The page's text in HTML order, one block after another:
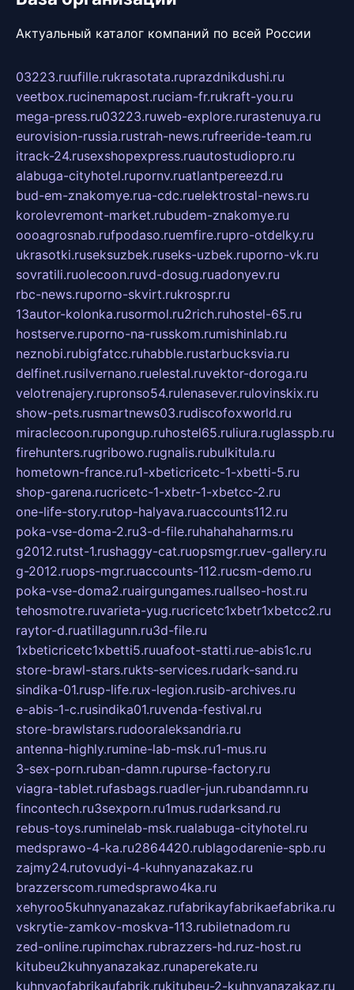
Актуальный каталог компаний по всей России
03223.ruufille.rukrasotata.ruprazdnikdushi.ru
veetbox.rucinemapost.ruciam-fr.rukraft-you.ru
mega-press.ru03223.ruweb-explore.rurastenuya.ru
eurovision-russia.rustrah-news.rufreeride-team.ru
itrack-24.rusexshopexpress.ruautostudiopro.ru
alabuga-cityhotel.rupornv.ruatlantpereezd.ru
bud-em-znakomye.rua-cdc.ruelektrostal-news.ru
korolevremont-market.rubudem-znakomye.ru
oooagrosnab.rufpodaso.ruemfire.rupro-otdelky.ru
ukrasotki.ruseksuzbek.ruseks-uzbek.ruporno-vk.ru
sovratili.ruolecoon.ruvd-dosug.ruadonyev.ru
rbc-news.ruporno-skvirt.rukrospr.ru
13autor-kolonka.rusormol.ru2rich.ruhostel-65.ru
hostserve.ruporno-na-russkom.rumishinlab.ru
neznobi.rubigfatcc.ruhabble.rustarbucksvia.ru
delfinet.rusilvernano.ruelestal.ruvektor-doroga.ru
velotrenajery.rupronso54.rulenasever.rulovinskix.ru
show-pets.rusmartnews03.rudiscofoxworld.ru
miraclecoon.rupongup.ruhostel65.ruliura.ruglasspb.ru
firehunters.rugribowo.rugnalis.rubulkitula.ru
hometown-france.ru1-xbeticricetc-1-xbetti-5.ru
shop-garena.rucricetc-1-xbetr-1-xbetcc-2.ru
one-life-story.rutop-halyava.ruaccounts112.ru
poka-vse-doma-2.ru3-d-file.ruhahahaharms.ru
g2012.rutst-1.rushaggy-cat.ruopsmgr.ruev-gallery.ru
g-2012.ruops-mgr.ruaccounts-112.rucsm-demo.ru
poka-vse-doma2.ruairgungames.ruallseo-host.ru
tehosmotre.ruvarieta-yug.rucricetc1xbetr1xbetcc2.ru
raytor-d.ruatillagunn.ru3d-file.ru
1xbeticricetc1xbetti5.ruuafoot-statti.rue-abis1c.ru
store-brawl-stars.rukts-services.rudark-sand.ru
sindika-01.rusp-life.rux-legion.rusib-archives.ru
e-abis-1-c.rusindika01.ruvenda-festival.ru
store-brawlstars.rudooraleksandria.ru
antenna-highly.rumine-lab-msk.ru1-mus.ru
3-sex-porn.ruban-damn.rupurse-factory.ru
viagra-tablet.rufasbags.ruadler-jun.rubandamn.ru
fincontech.ru3sexporn.ru1mus.rudarksand.ru
rebus-toys.ruminelab-msk.rualabuga-cityhotel.ru
medsprawo-4-ka.ru2864420.rublagodarenie-spb.ru
zajmy24.rutovudyi-4-kuhnyanazakaz.ru
brazzerscom.rumedsprawo4ka.ru
xehyroo5kuhnyanazakaz.rufabrikayfabrikaefabrika.ru
vskrytie-zamkov-moskva-113.rubiletnadom.ru
zed-online.rupimchax.rubrazzers-hd.ruz-host.ru
kitubeu2kuhnyanazakaz.runaperekate.ru
kuhnyaofabrikaufabrik.rukitubeu-2-kuhnyanazakaz.ru